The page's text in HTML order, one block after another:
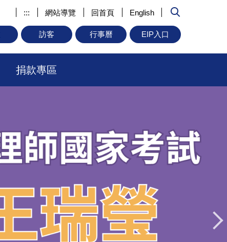
訪客 行事曆 EIP入口
::: 網站導覽 回首頁 English
捐款專區